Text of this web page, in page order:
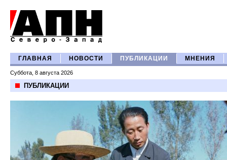
ГЛАВНАЯ НОВОСТИ ПУБЛИКАЦИИ МНЕНИЯ
Суббота, 8 августа 2026
ПУБЛИКАЦИИ